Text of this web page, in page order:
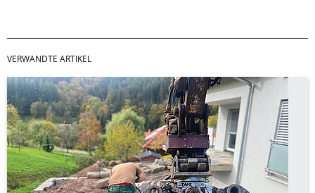
VERWANDTE ARTIKEL